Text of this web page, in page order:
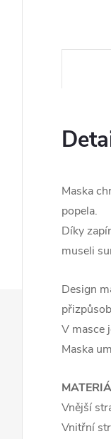
Maska
popela.
Díky
museli
Design
V masce
Maska
Vnější
Vnitřní